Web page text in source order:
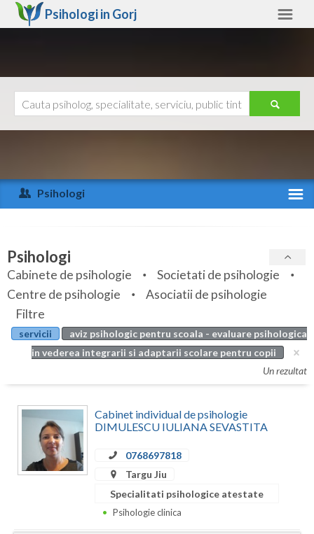
Psihologi in Gorj
Arad
Arges
Bihor
Bistrita-Nasaud
Botosani
Braila
Bucuresti
Buzau
Calarasi
Ajutor
Psihologi
Specialitati
Servicii
Articole
Evenimente
Psihologi
Cabinete de psihologie
Societati de psihologie
Centre de psihologie
Asociatii de psihologie
Filtre
servicii
aviz psihologic pentru scoala - evaluare psihologica
in vederea integrarii si adaptarii scolare pentru copii
Un rezultat
Cabinet individual de psihologie
DIMULESCU IULIANA SEVASTITA
0768697818
Targu Jiu
Specialitati psihologice atestate
Psihologie clinica